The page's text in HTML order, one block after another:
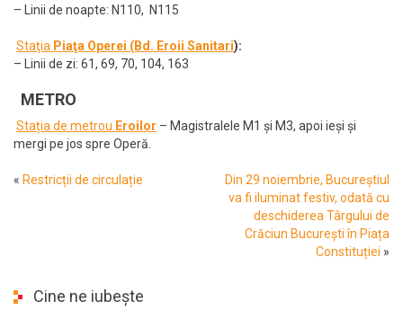
– Linii de noapte: N110, N115
Staţia Piaţa Operei (Bd. Eroii Sanitari):
– Linii de zi: 61, 69, 70, 104, 163
METRO
Stația de metrou Eroilor – Magistralele M1 și M3, apoi ieși și
mergi pe jos spre Operă.
« Restricții de circulație
Din 29 noiembrie, Bucureștiul
va fi iluminat festiv, odată cu
deschiderea Târgului de
Crăciun București în Piața
Constituției »
Cine ne iubește